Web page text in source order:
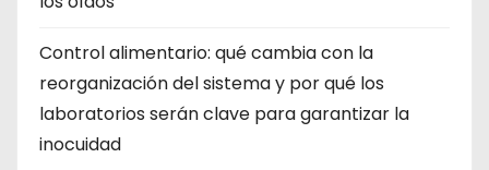
Control alimentario: qué cambia con la
reorganización del sistema y por qué los
laboratorios serán clave para garantizar la
inocuidad